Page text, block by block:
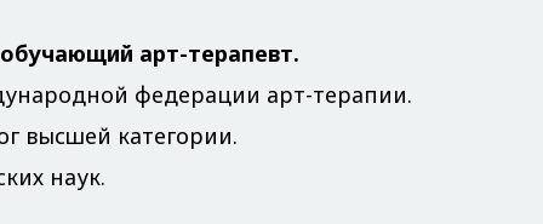
арт-терапевт.
федерации арт-терапии.
высшей категории.
наук.